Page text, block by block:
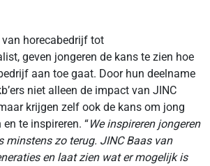
van horecabedrijf tot
geven jongeren de kans te zien hoe
aan toe gaat. Door hun deelname
niet alleen de impact van JINC
krijgen zelf ook de kans om jong
te inspireren. “We inspireren jongeren
minstens zo terug. JINC Baas van
en laat zien wat er mogelijk is